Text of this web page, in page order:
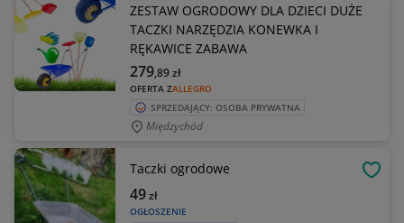
ZESTAW OGRODOWY DLA DZIECI DUŻE
TACZKI NARZĘDZIA KONEWKA I
RĘKAWICE ZABAWA
OFERTA ZALLEGRO
279,89zł
SPRZEDAJĄCY: OSOBA PRYWATNA
Międzychód
Taczki ogrodowe
OGŁOSZENIE
49zł